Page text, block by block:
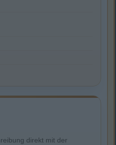
direkt mit der